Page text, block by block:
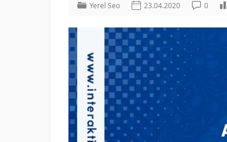
Yerel Seo 23.04.2020 0